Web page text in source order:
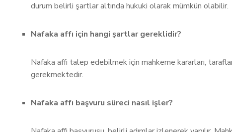
durum belirli şartlar altında hukuki olarak mümkün olabilir.
Nafaka affı için hangi şartlar gereklidir?
Nafaka affı talep edebilmek için mahkeme kararları,
gerekmektedir.
Nafaka affı başvuru süreci nasıl işler?